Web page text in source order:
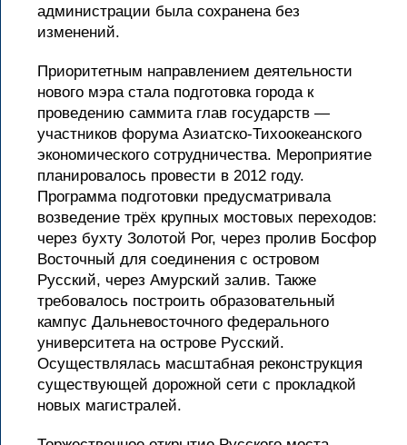
администрации была сохранена без
изменений.
Приоритетным направлением деятельности
нового мэра стала подготовка города к
проведению саммита глав государств —
участников форума Азиатско-Тихоокеанского
экономического сотрудничества. Мероприятие
планировалось провести в 2012 году.
Программа подготовки предусматривала
возведение трёх крупных мостовых переходов:
через бухту Золотой Рог, через пролив Босфор
Восточный для соединения с островом
Русский, через Амурский залив. Также
требовалось построить образовательный
кампус Дальневосточного федерального
университета на острове Русский.
Осуществлялась масштабная реконструкция
существующей дорожной сети с прокладкой
новых магистралей.